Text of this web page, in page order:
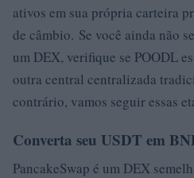
ativos em sua própria carteira
de câmbio. Se você ainda não
um DEX, verifique se POODL
outra central centralizada
contrário, vamos seguir essas
Converta seu USDT em
PancakeSwap é um DEX